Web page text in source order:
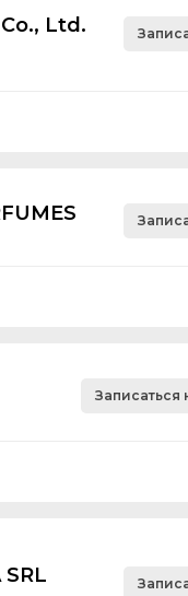
Ltd.
Записаться
SRL